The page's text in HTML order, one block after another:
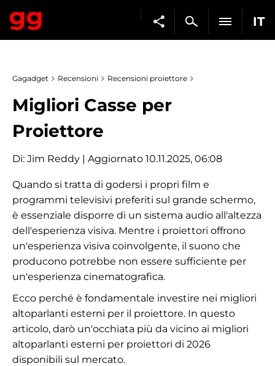
IT
Gagadget Recensioni Recensioni proiettore
Migliori Casse per
Proiettore
Di: Jim Reddy | Aggiornato 10.11.2025, 06:08
Quando si tratta di godersi i propri film e
programmi televisivi preferiti sul grande schermo,
è essenziale disporre di un sistema audio all'altezza
dell'esperienza visiva. Mentre i proiettori offrono
un'esperienza visiva coinvolgente, il suono che
producono potrebbe non essere sufficiente per
un'esperienza cinematografica.
Ecco perché è fondamentale investire nei migliori
altoparlanti esterni per il proiettore. In questo
articolo, darò un'occhiata più da vicino ai migliori
altoparlanti esterni per proiettori di 2026
disponibili sul mercato.